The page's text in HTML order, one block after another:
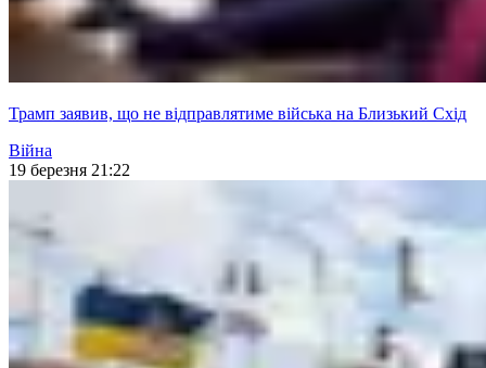
Трамп заявив, що не відправлятиме війська на Близький Схід
Війна
19 березня 21:22